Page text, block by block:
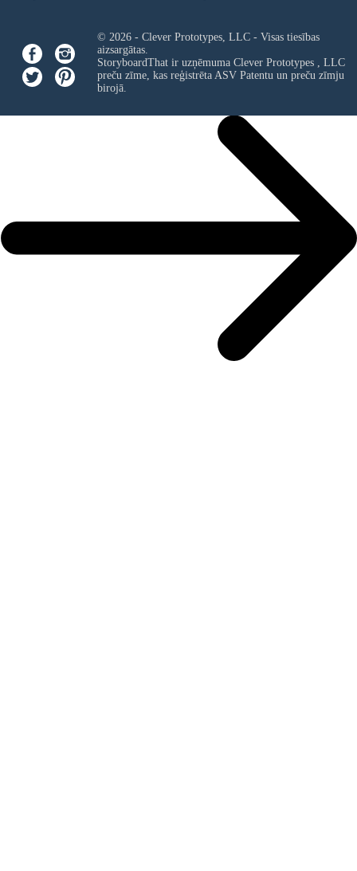
© 2026 - Clever Prototypes, LLC - Visas tiesības
aizsargātas.
StoryboardThat ir uzņēmuma Clever Prototypes , LLC
preču zīme, kas reģistrēta ASV Patentu un preču zīmju
birojā.